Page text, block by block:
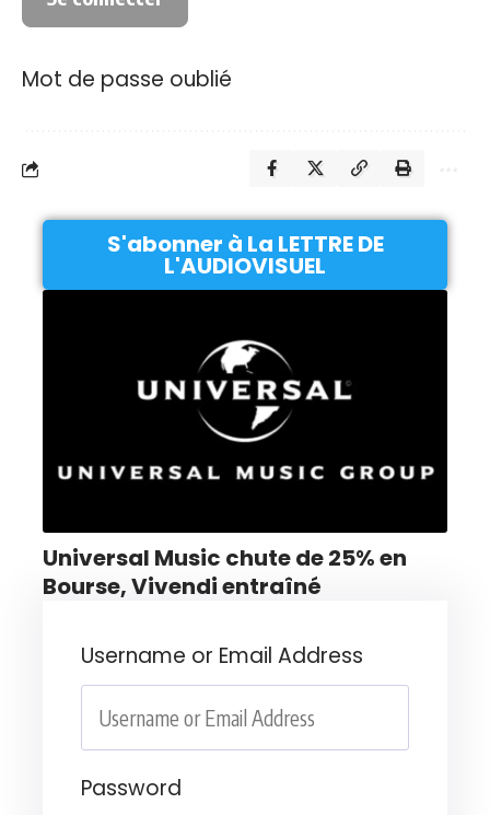
Mot de passe oublié
S'abonner à La LETTRE DE
L'AUDIOVISUEL
Universal Music chute de 25% en
Bourse, Vivendi entraîné
Username or Email Address
Password